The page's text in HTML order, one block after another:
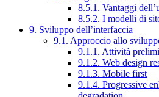
8.5.1. Vantaggi
8.5.2. I modelli di
9. Sviluppo dell’interfaccia
9.1. Approccio allo
9.1.1. Attività
9.1.2. Web design
9.1.3. Mobile first
9.1.4. Progressive